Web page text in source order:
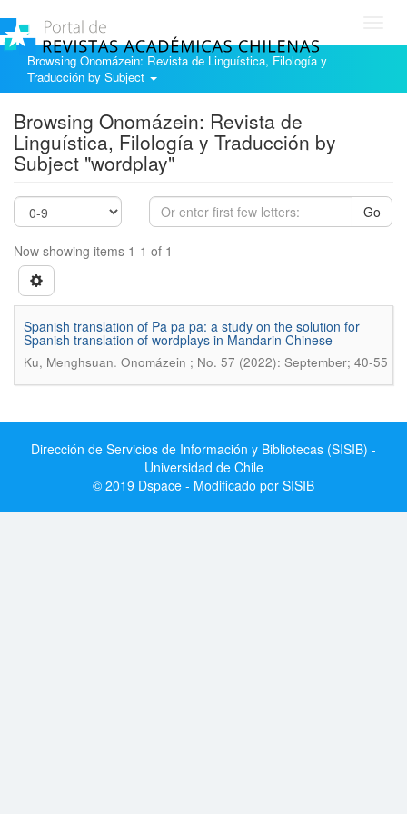
Browsing Onomázein: Revista de Linguística, Filología y
Traducción by Subject
Browsing Onomázein: Revista de
Linguística, Filología y Traducción by
Subject "wordplay"
Go
Now showing items 1-1 of 1
Spanish translation of Pa pa pa: a study on the solution for
Spanish translation of wordplays in Mandarin Chinese
Ku, Menghsuan. Onomázein ; No. 57 (2022): September; 40-55
Dirección de Servicios de Información y Bibliotecas (SISIB) -
Universidad de Chile
© 2019 Dspace - Modificado por SISIB